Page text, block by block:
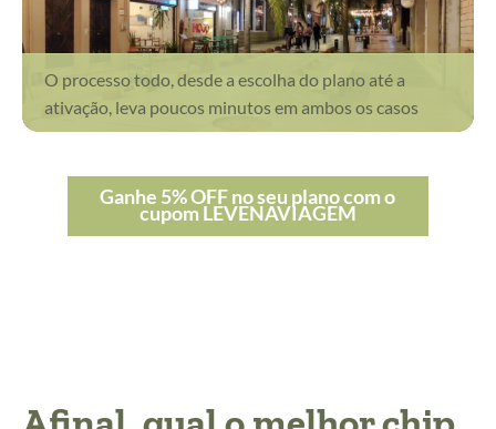
O processo todo, desde a escolha do plano até a
ativação, leva poucos minutos em ambos os casos
Ganhe 5% OFF no seu plano com o
cupom LEVENAVIAGEM